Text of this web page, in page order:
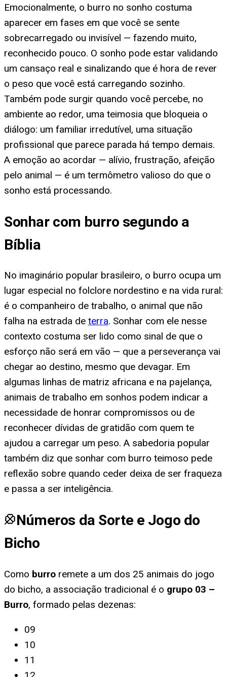
Emocionalmente, o burro no sonho costuma
aparecer em fases em que você se sente
sobrecarregado ou invisível — fazendo muito,
reconhecido pouco. O sonho pode estar validando
um cansaço real e sinalizando que é hora de rever
o peso que você está carregando sozinho.
Também pode surgir quando você percebe, no
ambiente ao redor, uma teimosia que bloqueia o
diálogo: um familiar irredutível, uma situação
profissional que parece parada há tempo demais.
A emoção ao acordar — alívio, frustração, afeição
pelo animal — é um termômetro valioso do que o
sonho está processando.
Sonhar com burro segundo a
Bíblia
No imaginário popular brasileiro, o burro ocupa um
lugar especial no folclore nordestino e na vida rural:
é o companheiro de trabalho, o animal que não
falha na estrada de terra. Sonhar com ele nesse
contexto costuma ser lido como sinal de que o
esforço não será em vão — que a perseverança vai
chegar ao destino, mesmo que devagar. Em
algumas linhas de matriz africana e na pajelança,
animais de trabalho em sonhos podem indicar a
necessidade de honrar compromissos ou de
reconhecer dívidas de gratidão com quem te
ajudou a carregar um peso. A sabedoria popular
também diz que sonhar com burro teimoso pede
reflexão sobre quando ceder deixa de ser fraqueza
e passa a ser inteligência.
Números da Sorte e Jogo do
Bicho
Como burro remete a um dos 25 animais do jogo
do bicho, a associação tradicional é o grupo 03 –
Burro, formado pelas dezenas:
09
10
11